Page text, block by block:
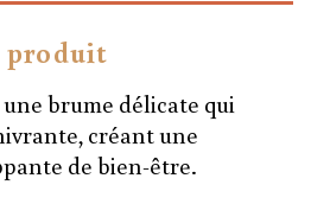
produit
brume délicate qui
créant une
de bien-être.